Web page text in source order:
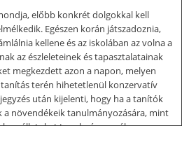
előbb konkrét dolgokkal kell
Egészen korán játszadoznia,
kellene és az iskolában az volna a
az észleleteinek és tapasztalatainak
megkezdett azon a napon, melyen
terén hihetetlenül konzervatív
után kijelenti, hogy ha a tanítók
növendékeik tanulmányozására, mint
az állatokat tanulmányozzák,